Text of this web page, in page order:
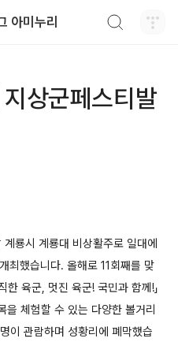
아미누리
상군페스티발
룡시 계룡대 비상활주로 일대에
최했습니다. 올해로 11회째를 맞
한 육군, 멋진 육군! 국민과 함께!」
을 체험할 수 있는 다양한 볼거리
이 관람하며 성황리에 폐막했습